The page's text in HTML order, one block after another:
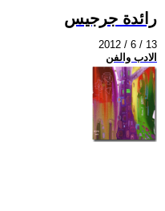
رائدة جرجيس
2012 / 6 / 13
الادب والفن